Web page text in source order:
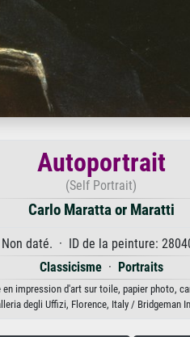
Autoportrait
(Self Portrait)
Carlo Maratta or Maratti
Non daté. · ID de la peinture:
Classicisme· Portraits
impression d'art sur toile, papier photo,
degli Uffizi, Florence, Italy / Bridgeman